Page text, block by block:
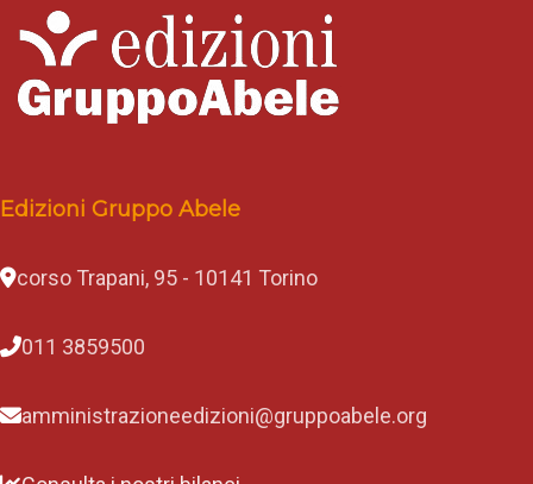
Edizioni Gruppo Abele
corso Trapani, 95 - 10141 Torino
011 3859500
amministrazioneedizioni@gruppoabele.org